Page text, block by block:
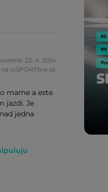
23. 4. 2014
inSPORTline.sk
mame a este
jazdi. Je
jedna